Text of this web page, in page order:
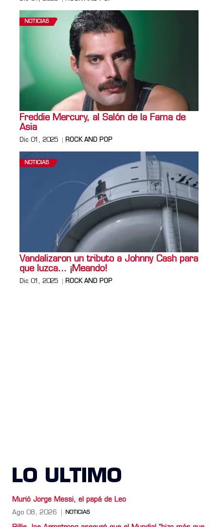
NOTICIAS
Freddie Mercury, al Salón de la Fama de
Asia
Dic 01, 2025 ROCK AND POP
NOTICIAS
Vandalizaron un tributo a Johnny Cash para
que luzca… ¡Meando!
Dic 01, 2025 ROCK AND POP
LO ULTIMO
Murió Jorge Messi, el papá de Leo
Ago 08, 2026 NOTICIAS